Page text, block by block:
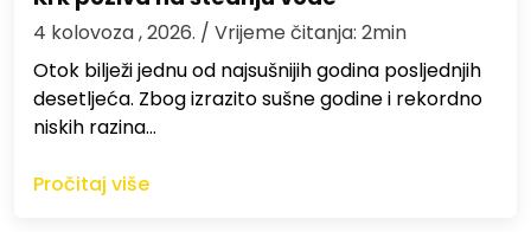
4 kolovoza , 2026. / Vrijeme čitanja: 2min
Otok bilježi jednu od najsušnijih godina posljednjih
desetljeća. Zbog izrazito sušne godine i rekordno
niskih razina…
Pročitaj više